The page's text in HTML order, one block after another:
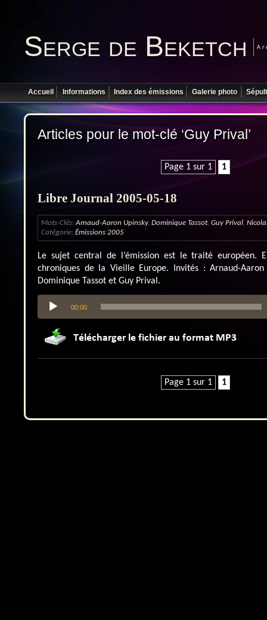
Serge de Beketch
Accueil Informations Index des émissions Galerie photo
Articles pour le mot-clé ‘Guy Prival’
Page 1 sur 1 1
Libre Journal 2005-05-18
Mots-Clés: Arnaud-Aaron Upinsky, Dominique Tassot, Guy Prival
Catégorie: Émissions 2005
Le sujet central de l’émission est le traité européen.
chroniques de la Vieille Europe. Invités : Arnaud-Aaron
Dominique Tassot et Guy Prival.
Lecteur
audio
00:00
Page 1 sur 1 1